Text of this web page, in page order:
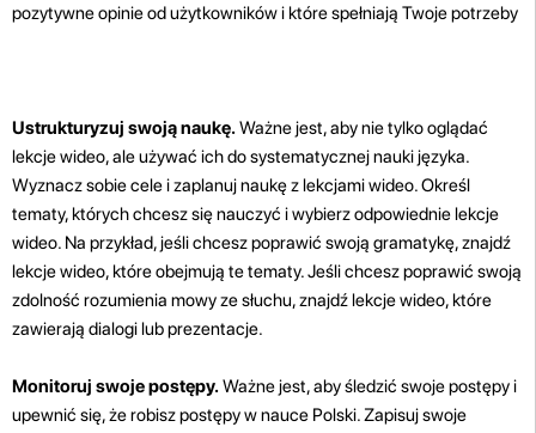
pozytywne opinie od użytkowników i które spełniają Twoje potrzeby
Ustrukturyzuj swoją naukę.Ważne jest, aby nie tylko oglądać
lekcje wideo, ale używać ich do systematycznej nauki języka.
Wyznacz sobie cele i zaplanuj naukę z lekcjami wideo. Określ
tematy, których chcesz się nauczyć i wybierz odpowiednie lekcje
wideo. Na przykład, jeśli chcesz poprawić swoją gramatykę, znajdź
lekcje wideo, które obejmują te tematy. Jeśli chcesz poprawić swoją
zdolność rozumienia mowy ze słuchu, znajdź lekcje wideo, które
zawierają dialogi lub prezentacje.
Monitoruj swoje postępy.Ważne jest, aby śledzić swoje postępy i
upewnić się, że robisz postępy w nauce Polski. Zapisuj swoje